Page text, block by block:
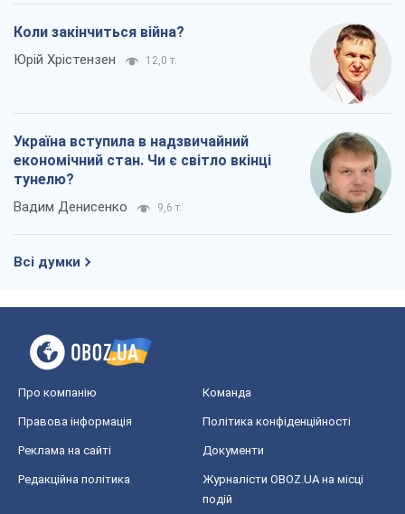
Коли закінчиться війна?
Юрій Хрістензен 12,0 т.
Україна вступила в надзвичайний
економічний стан. Чи є світло вкінці
тунелю?
Вадим Денисенко 9,6 т.
Всі думки
Про компанію Команда
Правова інформація Політика конфіденційності
Реклама на сайті Документи
Редакційна політика
Журналісти OBOZ.UA на місці
подій